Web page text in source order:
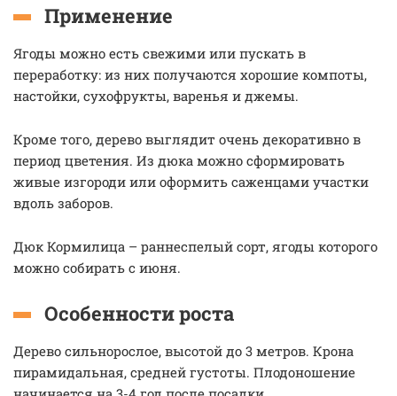
Применение
Ягоды можно есть свежими или пускать в
переработку: из них получаются хорошие компоты,
настойки, сухофрукты, варенья и джемы.
Кроме того, дерево выглядит очень декоративно в
период цветения. Из дюка можно сформировать
живые изгороди или оформить саженцами участки
вдоль заборов.
Дюк Кормилица – раннеспелый сорт, ягоды которого
можно собирать с июня.
Особенности роста
Дерево сильнорослое, высотой до 3 метров. Крона
пирамидальная, средней густоты. Плодоношение